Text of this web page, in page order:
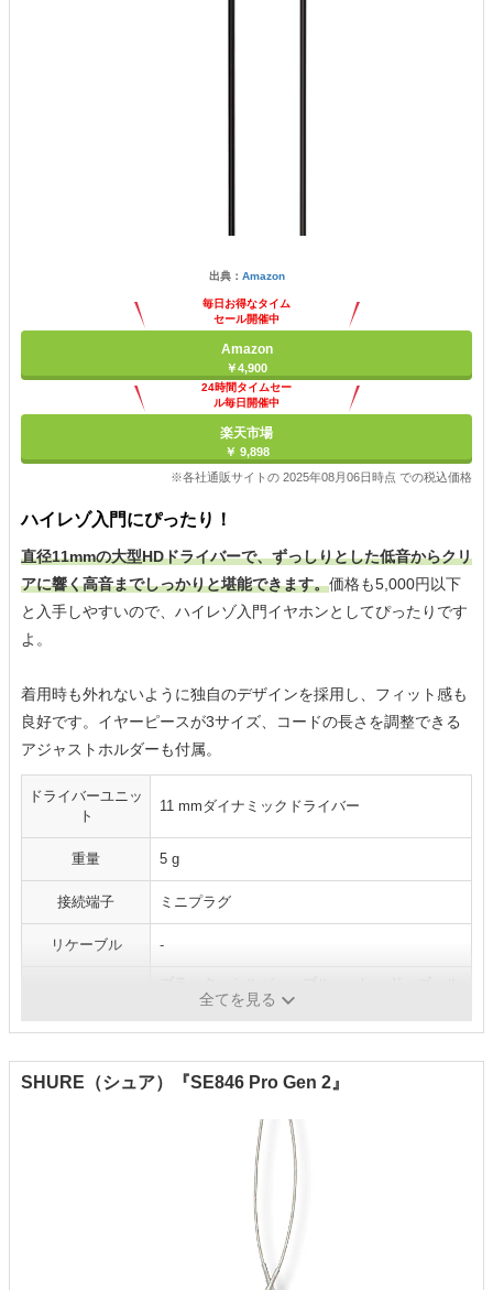
出典： Amazon
毎日お得なタイム
セール開催中
Amazon
￥4,900
24時間タイムセー
ル毎日開催中
楽天市場
￥ 9,898
※各社通販サイトの 2025年08月06日時点 での税込価格
ハイレゾ入門にぴったり！
直径11mmの大型HDドライバーで、ずっしりとした低音からクリ
アに響く高音までしっかりと堪能できます。価格も5,000円以下
と入手しやすいので、ハイレゾ入門イヤホンとしてぴったりです
よ。
着用時も外れないように独自のデザインを採用し、フィット感も
良好です。イヤーピースが3サイズ、コードの長さを調整できる
アジャストホルダーも付属。
ドライバーユニッ
ト
11 mmダイナミックドライバー
重量 5 g
接続端子 ミニプラグ
リケーブル -
全てを見る
SHURE（シュア）『SE846 Pro Gen 2』